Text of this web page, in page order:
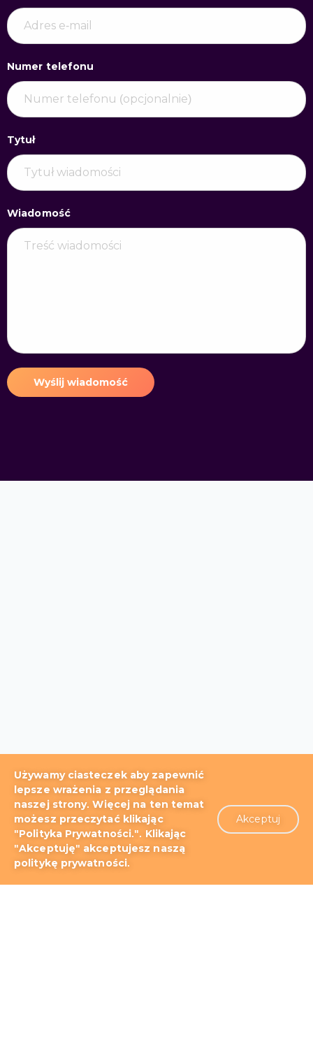
Numer telefonu
Tytuł
Wiadomość
Wyślij wiadomość
Blog Dokumentacja i tutoriale
Wsparcie techniczne
Używamy ciasteczek aby zapewnić
lepsze wrażenia z przeglądania
naszej strony. Więcej na ten temat
możesz przeczytać klikając
"Polityka Prywatności.". Klikając
"Akceptuję" akceptujesz naszą
politykę prywatności.
Akceptuj